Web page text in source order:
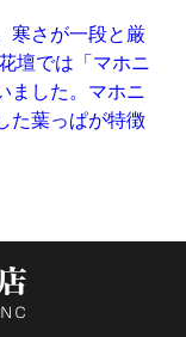
寒さが一段と厳
壇では「マホニ
ました。マホニ
た葉っぱが特徴